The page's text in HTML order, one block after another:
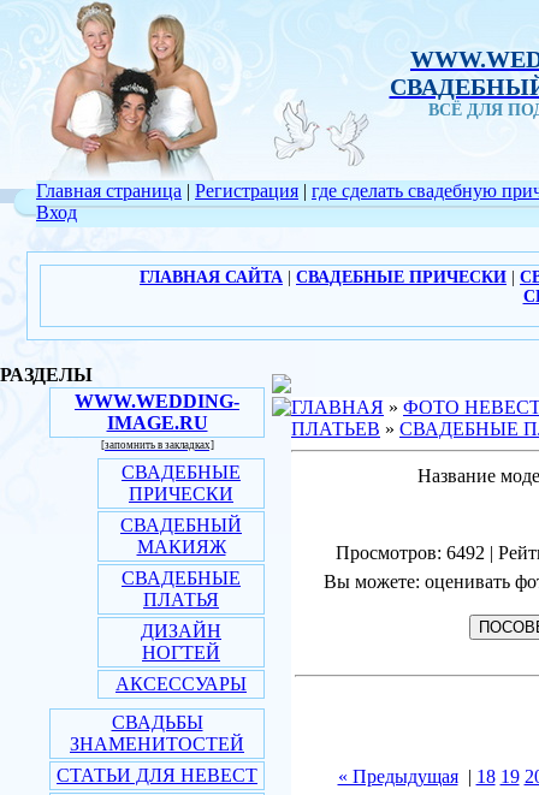
ВСЁ ДЛЯ
Главная страница | Регистрация |
Вход
где сделать свадебную
ГЛАВНАЯ САЙТА СВАДЕБНЫЕ ПРИЧЕСКИ
РАЗДЕЛЫ
WWW.WEDDING-
IMAGE.RU
[запомнить в закладках]
СВАДЕБНЫЕ
ПРИЧЕСКИ
СВАДЕБНЫЙ
МАКИЯЖ
СВАДЕБНЫЕ
ПЛАТЬЯ
ДИЗАЙН
НОГТЕЙ
АКСЕССУАРЫ
СВАДЬБЫ
ЗНАМЕНИТОСТЕЙ
СТАТЬИ ДЛЯ НЕВЕСТ
ГЛАВНАЯ » ФОТО
ПЛАТЬЕВ » СВАДЕБНЫЕ
Название
Просмотров: 6492 |
Вы можете: оценивать
« Предыдущая| 18 19